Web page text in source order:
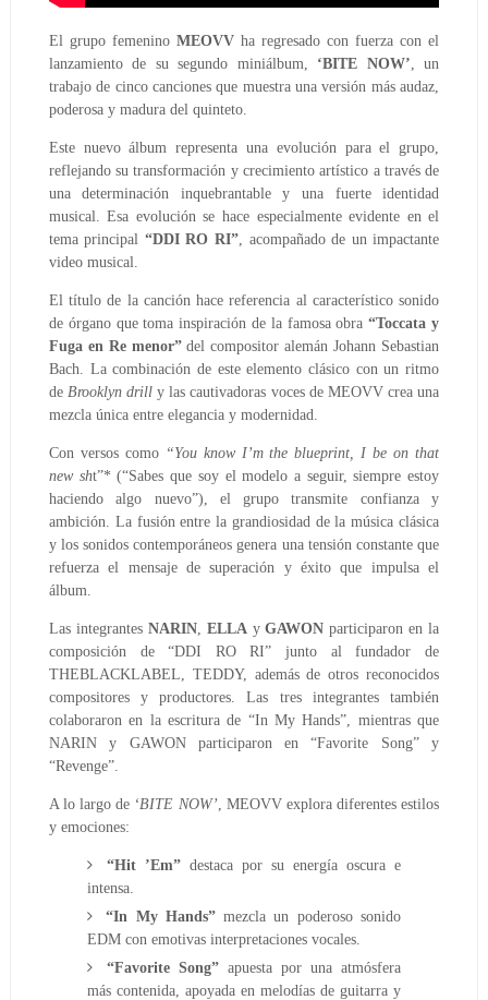
El grupo femenino MEOVVha regresado con fuerza con el
lanzamiento de su segundo miniálbum, ‘BITE NOW’ , un
trabajo de cinco canciones que muestra una versión más audaz,
poderosa y madura del quinteto.
Este nuevo álbum representa una evolución para el grupo,
reflejando su transformación y crecimiento artístico a través de
una determinación inquebrantable y una fuerte identidad
musical. Esa evolución se hace especialmente evidente en el
tema principal “DDI RO RI” , acompañado de un impactante
video musical.
El título de la canción hace referencia al característico sonido
de órgano que toma inspiración de la famosa obra“Toccata y
Fuga en Re menor”del compositor alemánJohann Sebastian
Bach . La combinación de este elemento clásico con un ritmo
de Brooklyn drill y las cautivadoras voces de MEOVV crea una
mezcla única entre elegancia y modernidad.
Con versos como “You know I’m the blueprint, I be on that
new sht”* (“Sabes que soy el modelo a seguir, siempre estoy
haciendo algo nuevo”), el grupo transmite confianza y
ambición. La fusión entre la grandiosidad de la música clásica
y los sonidos contemporáneos genera una tensión constante que
refuerza el mensaje de superación y éxito que impulsa el
álbum.
Las integrantes NARIN, ELLA yGAWON participaron en la
composición de “DDI RO RI” junto al fundador de
THEBLACKLABEL
TEDDY, además de otros reconocidos
compositores y productores. Las tres integrantes también
colaboraron en la escritura de “In My Hands”, mientras que
NARIN y GAWON participaron en “Favorite Song” y
“Revenge”.
A lo largo de ‘BITE NOW’, MEOVV explora diferentes estilos
y emociones:
“Hit ’Em”destaca por su energía oscura e
intensa.
“In My Hands”mezcla un poderoso sonido
EDM con emotivas interpretaciones vocales.
“Favorite Song”apuesta por una atmósfera
más contenida, apoyada en melodías de guitarra y